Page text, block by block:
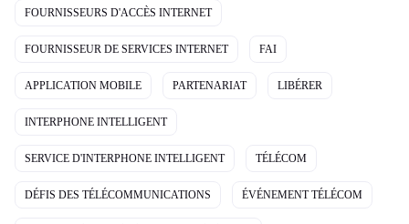
FOURNISSEURS D'ACCÈS INTERNET
FOURNISSEUR DE SERVICES INTERNET FAI
APPLICATION MOBILE PARTENARIAT LIBÉRER
INTERPHONE INTELLIGENT
SERVICE D'INTERPHONE INTELLIGENT TÉLÉCOM
DÉFIS DES TÉLÉCOMMUNICATIONS ÉVÉNEMENT TÉLÉCOM